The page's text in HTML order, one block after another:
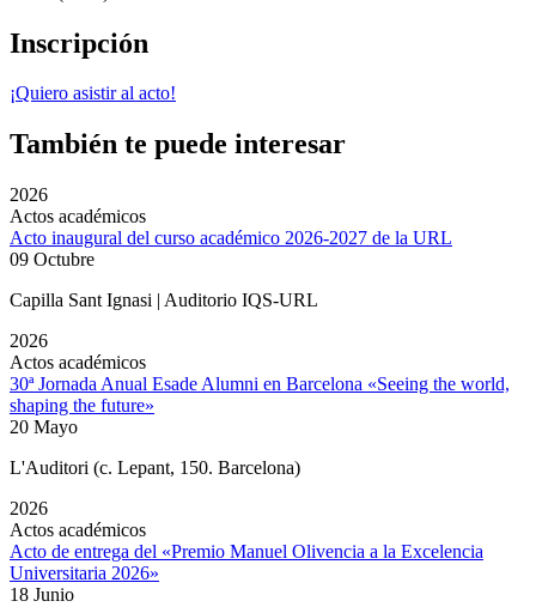
Inscripción
¡Quiero asistir al acto!
También te puede interesar
2026
Actos académicos
Acto inaugural del curso académico 2026-2027 de la URL
09 Octubre
Capilla Sant Ignasi | Auditorio IQS-URL
2026
Actos académicos
30ª Jornada Anual Esade Alumni en Barcelona «Seeing the world,
shaping the future»
20 Mayo
L'Auditori (c. Lepant, 150. Barcelona)
2026
Actos académicos
Acto de entrega del «Premio Manuel Olivencia a la Excelencia
Universitaria 2026»
18 Junio